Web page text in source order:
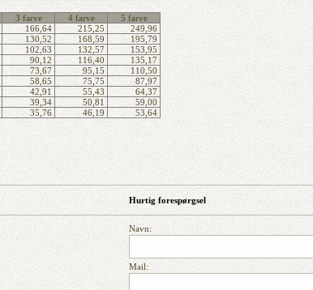
3 farve 4 farve
5 farve
166,64 215,25
249,96
130,52 168,59
195,79
102,63 132,57
153,95
90,12 116,40
135,17
73,67 95,15
110,50
58,65 75,75
87,97
42,91 55,43
64,37
39,34 50,81
59,00
35,76 46,19 53,64
Hurtig forespørgsel
Navn:
Mail: